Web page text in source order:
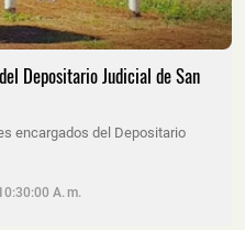
Depositario Judicial de San
encargados del Depositario
A. M.